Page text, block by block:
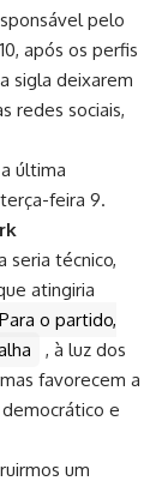
pelo
após os perfis
sigla deixarem
redes sociais,
última
feira 9.
seria técnico,
atingiria
Para o partido,
, à luz dos
favorecem a
e
um